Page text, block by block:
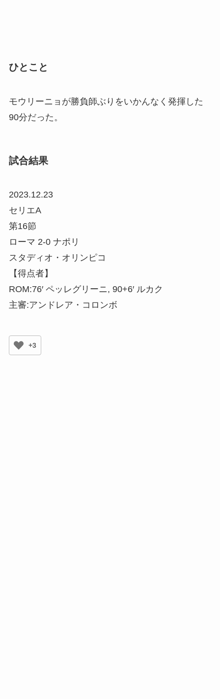
ひとこと
モウリーニョが勝負師ぶりをいかんなく発揮した
90分だった。
試合結果
2023.12.23
セリエA
第16節
ローマ 2-0 ナポリ
スタディオ・オリンピコ
【得点者】
ROM:76′ ペッレグリーニ, 90+6′ ルカク
主審:アンドレア・コロンボ
+3